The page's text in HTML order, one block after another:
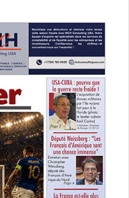
ils connaissent tout
sont pas très
pacifiques !!